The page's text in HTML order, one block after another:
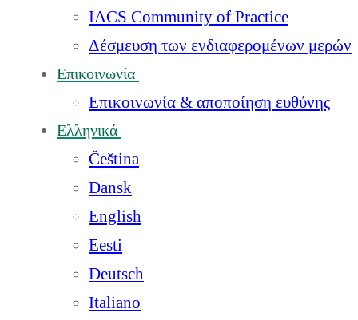
IACS Community of Practice
Δέσμευση των ενδιαφερομένων μερών
Επικοινωνία
Επικοινωνία & αποποίηση ευθύνης
Ελληνικά
Čeština
Dansk
English
Eesti
Deutsch
Italiano